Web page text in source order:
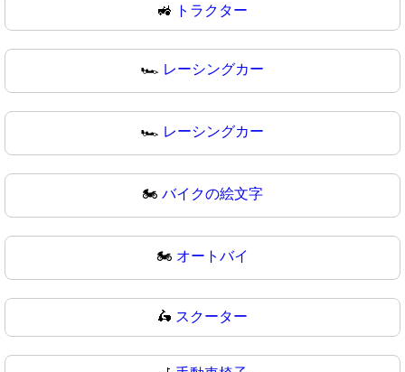
🚜 トラクター
🏎️ レーシングカー
🏎 レーシングカー
🏍️ バイクの絵文字
🏍 オートバイ
🛵 スクーター